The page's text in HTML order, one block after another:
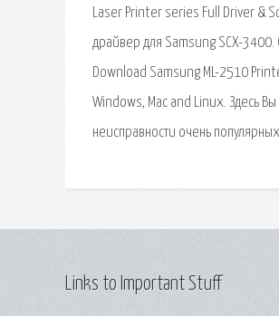
Laser Printer series Full Driver &
драйвер для Samsung SCX-
Download Samsung ML-2510
Windows, Mac and Linux. Здесь
неисправности очень
Links to Important Stuff